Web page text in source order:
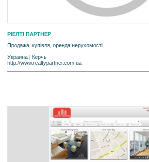
РІЕЛТІ ПАРТНЕР
Продажа, купівля, оренда нерухомості
Украина
Керчь
http://www.realtypartner.com.ua